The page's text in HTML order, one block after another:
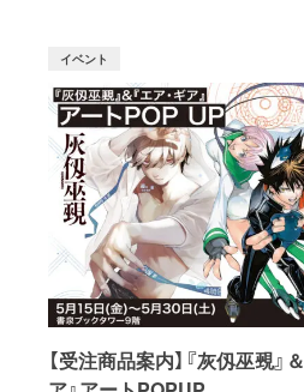
イベント
【受注商品案内】『灰仭巫覡』